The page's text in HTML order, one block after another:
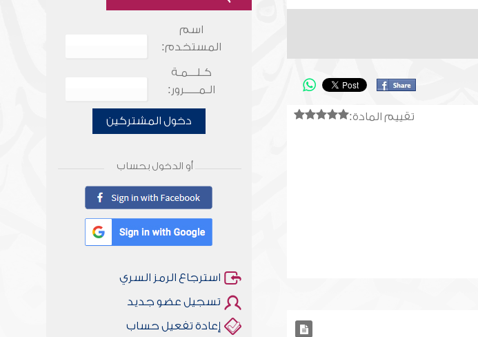
تقييم المادة:
اسم
المستخدم:
كـلـــمـة
الـمـــــرور:
دخول المشتركين
أو الدخول بحساب
استرجاع الرمز السري
تسجيل عضو جديد
إعادة تفعيل حساب